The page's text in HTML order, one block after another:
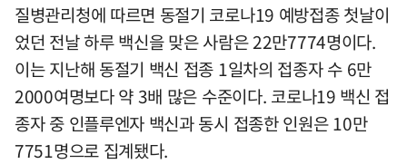
질병관리청에 따르면 동절기 코로나19 예방접종 첫날이
었던 전날 하루 백신을 맞은 사람은 22만7774명이다.
이는 지난해 동절기 백신 접종 1일차의 접종자 수 6만
2000여명보다 약 3배 많은 수준이다. 코로나19 백신 접
종자 중 인플루엔자 백신과 동시 접종한 인원은 10만
7751명으로 집계됐다.